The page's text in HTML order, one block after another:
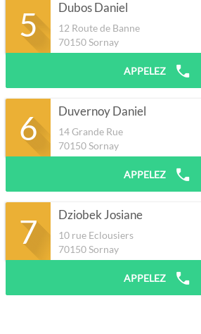
5 Dubos Daniel
12 Route de Banne
70150Sornay
APPELEZ
6 Duvernoy Daniel
14 Grande Rue
70150Sornay
APPELEZ
7 Dziobek Josiane
10 rue Eclousiers
70150Sornay
APPELEZ